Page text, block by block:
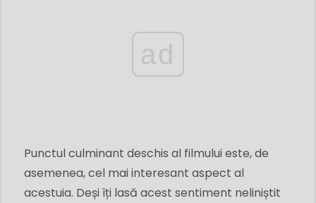
ad
Punctul culminant deschis al filmului este, de
asemenea, cel mai interesant aspect al
acestuia. Deși îți lasă acest sentiment neliniștit